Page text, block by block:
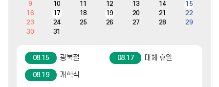
9
10 11 12 13 14
15
16
17 18 19 20 21
22
23
24 25 26 27 28
29
30
31
08.15 광복절 08.17 대체 휴일
08.19 개학식